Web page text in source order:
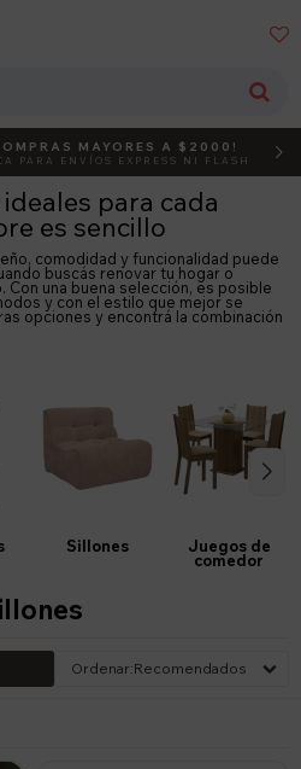

ACTIVÁ EL CÓDIGO
MAYORES A $2000!
PARA ENVÍOS EXPRESS NI FLASH
para cada
es sencillo
comodidad y funcionalidad puede
buscás renovar tu hogar o
una buena selección, es posible
y con el estilo que mejor se
opciones y encontrá la combinación
Sillones Juegos de
comedor
Recomendados